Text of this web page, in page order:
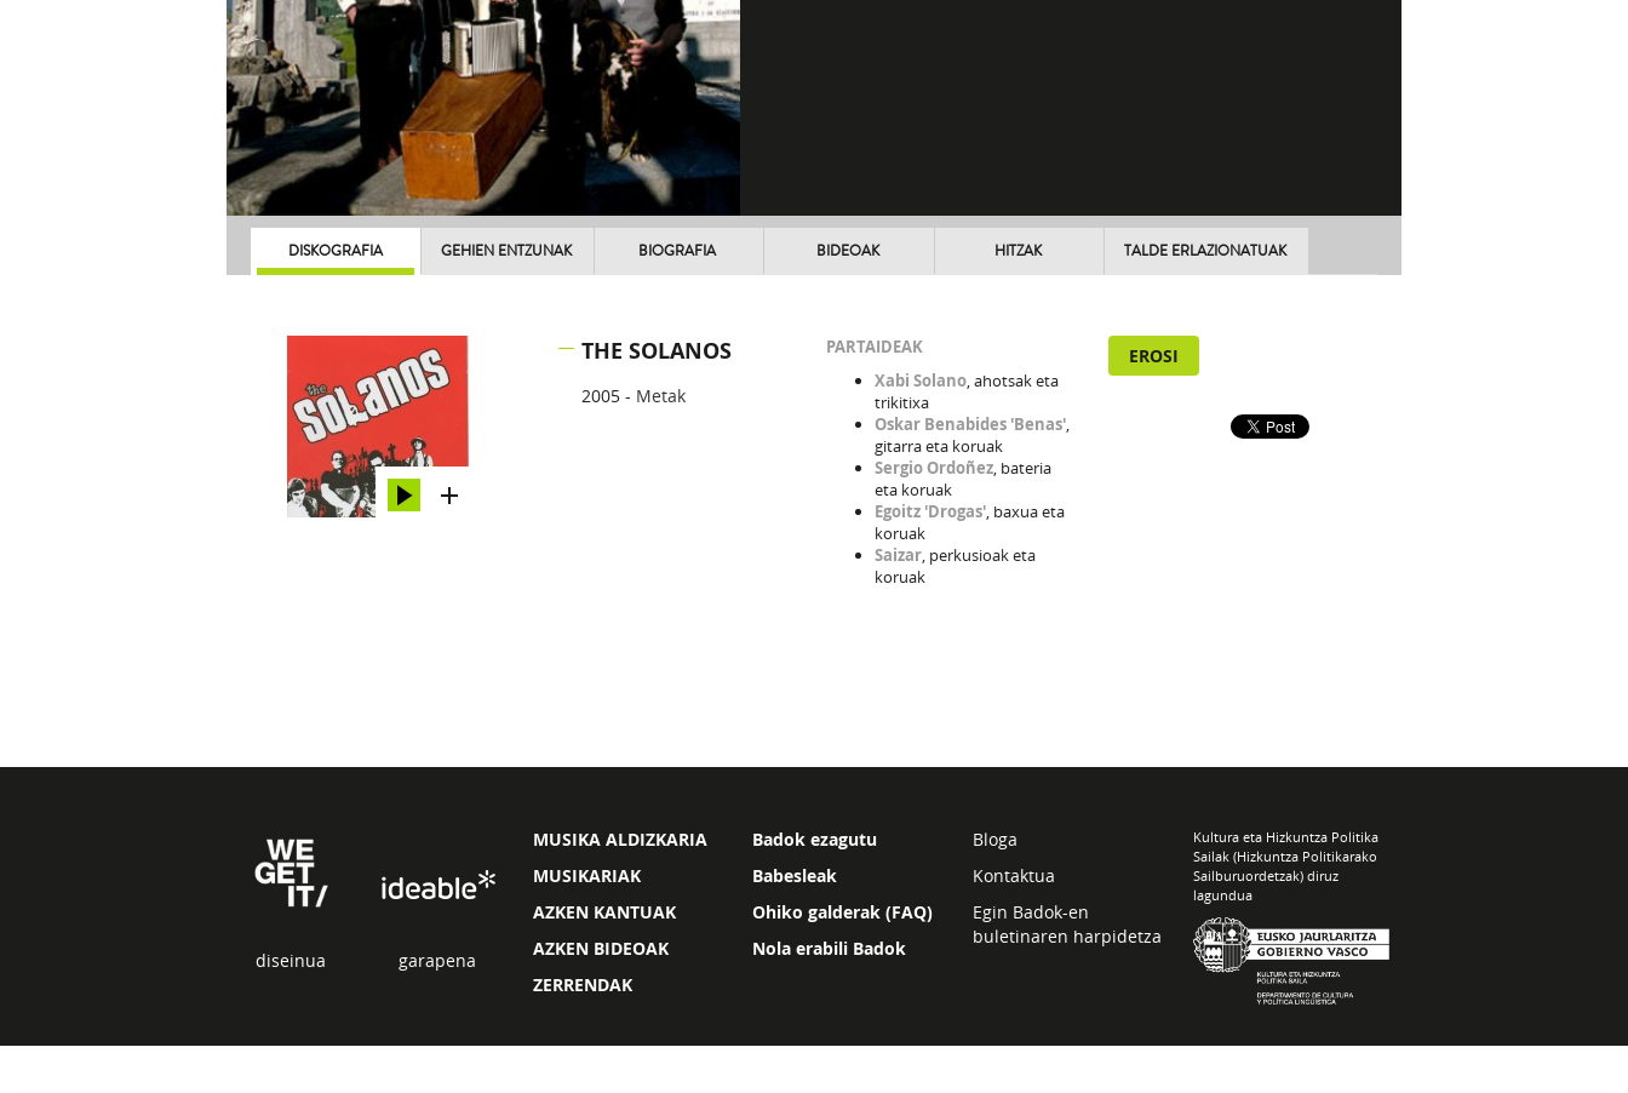
DISKOGRAFIA GEHIEN ENTZUNAK BIOGRAFIA BIDEOAK HITZAK TALDE ERLAZIONATUAK
THE SOLANOS
2005 - Metak
PARTAIDEAK
Xabi Solano, ahotsak eta
trikitixa
Oskar Benabides 'Benas',
gitarra eta koruak
Sergio Ordoñez, bateria
eta koruak
Egoitz 'Drogas', baxua eta
koruak
Saizar, perkusioak eta
koruak
EROSI
diseinua garapena
MUSIKA ALDIZKARIA
MUSIKARIAK
AZKEN KANTUAK
AZKEN BIDEOAK
ZERRENDAK
Badok ezagutu
Babesleak
Ohiko galderak (FAQ)
Nola erabili Badok
Bloga
Kontaktua
Egin Badok-en
buletinaren harpidetza
Kultura eta Hizkuntza Politika
Sailak (Hizkuntza Politikarako
Sailburuordetzak) diruz
lagundua